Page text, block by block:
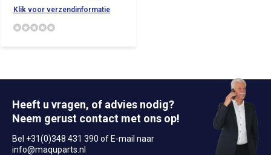
Klik voor verzendinformatie
Heeft u vragen, of advies nodig?
Neem gerust contact met ons op!
Bel +31(0)348 431 390 of E-mail naar
info@maquparts.nl